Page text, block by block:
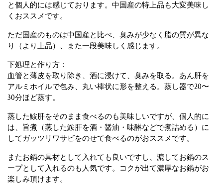
と個人的には感じております。中国産の特上品も大変美味し
くおススメです。
ただ国産のものは中国産と比べ、臭みが少なく脂の質が異な
り（より上品）、また一段美味しく感じます。
下処理と作り方：
血管と薄皮を取り除き、酒に浸けて、臭みを取る。あん肝を
アルミホイルで包み、丸い棒状に形を整える。蒸し器で20〜
30分ほど蒸す。
蒸した鮟肝をそのまま食べるのも美味しいですが、個人的に
は、旨煮（蒸した鮟肝を酒・醤油・味醂などで煮詰める）に
してガッツリワサビをのせて食べるのがおススメです。
またお鍋の具材として入れても良いですし、漉してお鍋のス
ープとして入れるのも人気です。コクが出て濃厚なお鍋がお
楽しみ頂けます。